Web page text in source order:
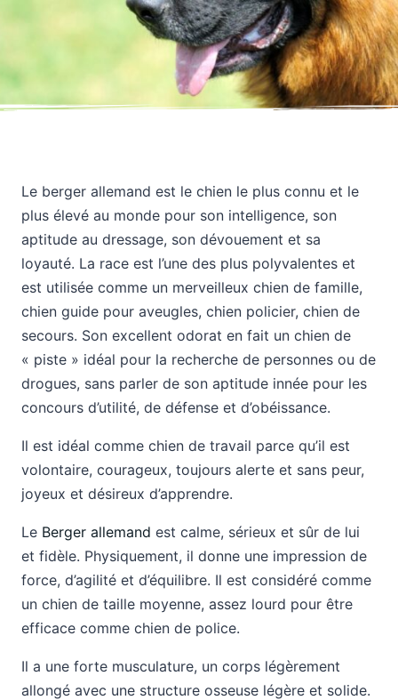
Le berger allemand est le chien le plus connu et le
plus élevé au monde pour son intelligence, son
aptitude au dressage, son dévouement et sa
loyauté. La race est l’une des plus polyvalentes et
est utilisée comme un merveilleux chien de famille,
chien guide pour aveugles, chien policier, chien de
secours. Son excellent odorat en fait un chien de
« piste » idéal pour la recherche de personnes ou de
drogues, sans parler de son aptitude innée pour les
concours d’utilité, de défense et d’obéissance.
Il est idéal comme chien de travail parce qu’il est
volontaire, courageux, toujours alerte et sans peur,
joyeux et désireux d’apprendre.
Le Berger allemand est calme, sérieux et sûr de lui
et fidèle. Physiquement, il donne une impression de
force, d’agilité et d’équilibre. Il est considéré comme
un chien de taille moyenne, assez lourd pour être
efficace comme chien de police.
Il a une forte musculature, un corps légèrement
allongé avec une structure osseuse légère et solide.